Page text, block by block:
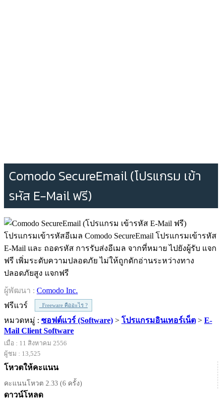
Comodo SecureEmail (โปรแกรม เข้า
รหัส E-Mail ฟรี)
โปรแกรมเข้ารหัสอีเมล Comodo SecureEmail โปรแกรมเข้ารหัส
E-Mail และ ถอดรหัส การรับส่งอีเมล จากที่หมาย ไปยังผู้รับ แจก
ฟรี เพิ่มระดับความปลอดภัย ไม่ให้ถูกดักอ่านระหว่างทาง
ปลอดภัยสูง แจกฟรี
ผู้พัฒนา : Comodo Inc.
ฟรีแวร์
Freeware คืออะไร ?
หมวดหมู่ : ซอฟต์แวร์ (Software) > โปรแกรมอินเทอร์เน็ต > E-
Mail Client Software
เมื่อ : 11 สิงหาคม 2556
ผู้ชม : 13,525
โหวตให้คะแนน
คะแนนโหวต 2.33 (6 ครั้ง)
ดาวน์โหลด